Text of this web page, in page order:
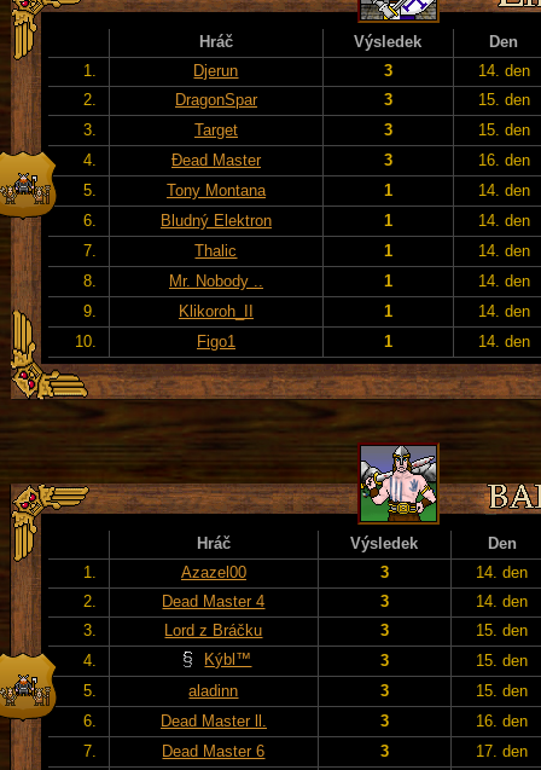
Hráč Výsledek
Den
1.
Djerun 3
14. den
2.
DragonSpar 3
15. den
3.
Target 3
15. den
4.
Đead Master 3
16. den
5.
Tony Montana 1
14. den
6.
Bludný Elektron 1
14. den
7.
Thalic 1
14. den
8.
Mr. Nobody .. 1
14. den
9.
Klikoroh_II 1
14. den
10.
Figo1 1 14. den
Hráč Výsledek
Den
1.
Azazel00 3
14. den
2.
Dead Master 4 3
14. den
3.
Lord z Bráčku 3
15. den
4.
Kýbl™ 3
15. den
5.
aladinn 3
15. den
6.
Dead Master ll. 3
16. den
7.
Dead Master 6 3
17. den